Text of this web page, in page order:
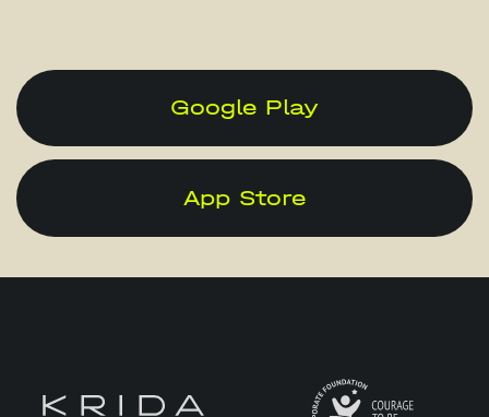
Google Play
App Store